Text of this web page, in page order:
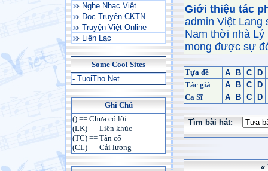
Nghe Nhạc Việt
Đọc Truyện CKTN
Truyện Việt Online
Liên Lạc
Some Cool Sites
- TuoiTho.Net
Ghi Chú
() == Chưa có lời
(LK) == Liên khúc
(TC) == Tân cổ
(CL) == Cải lương
Giới thiệu tác
admin Việt Lang
Nam thời nhà
mong được sự
Tựa đề A B C
D
Tác giả
A B C
D
Ca Sĩ
A B C D
Tìm bài hát:
«